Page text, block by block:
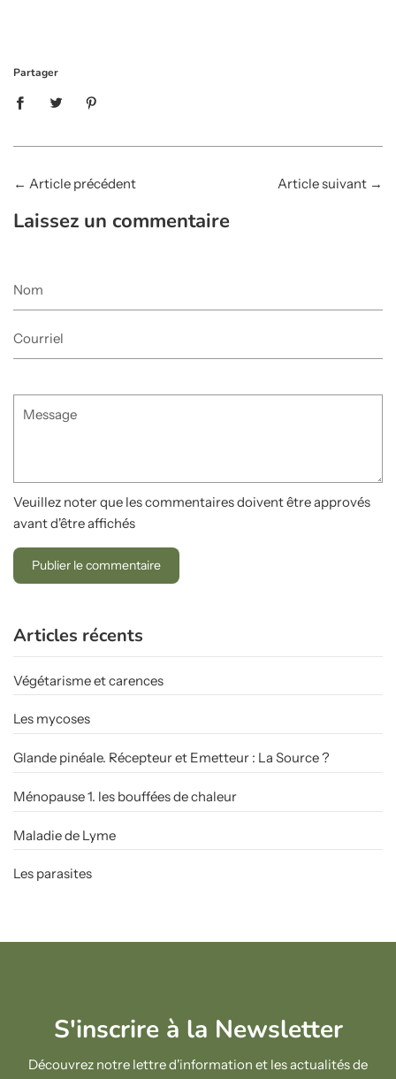
Partager
← Article précédent Article suivant →
Laissez un commentaire
Veuillez noter que les commentaires doivent être approvés
avant d'être affichés
Articles récents
Végétarisme et carences
Les mycoses
Glande pinéale. Récepteur et Emetteur : La Source ?
Ménopause 1. les bouffées de chaleur
Maladie de Lyme
Les parasites
S'inscrire à la Newsletter
Découvrez notre lettre d'information et les actualités de